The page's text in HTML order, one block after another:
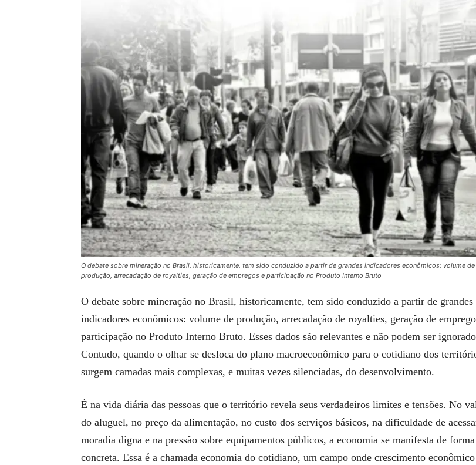
O debate sobre mineração no Brasil, historicamente, tem sido conduzido a partir de grandes indicadores econômicos: volume de
produção, arrecadação de royalties, geração de empregos e participação no Produto Interno Bruto
O debate sobre mineração no Brasil, historicamente, tem sido conduzido a partir de grandes
indicadores econômicos: volume de produção, arrecadação de royalties, geração de
participação no Produto Interno Bruto. Esses dados são relevantes e não podem ser
Contudo, quando o olhar se desloca do plano macroeconômico para o cotidiano dos
surgem camadas mais complexas, e muitas vezes silenciadas, do desenvolvimento.
É na vida diária das pessoas que o território revela seus verdadeiros limites e tensões. No
do aluguel, no preço da alimentação, no custo dos serviços básicos, na dificuldade de
moradia digna e na pressão sobre equipamentos públicos, a economia se manifesta de forma
concreta. Essa é a chamada economia do cotidiano, um campo onde crescimento